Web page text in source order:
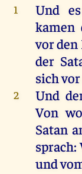
1 Und es
kamen
vorden
der
sichvor
2 Und
Von
Satan
sprach:
und